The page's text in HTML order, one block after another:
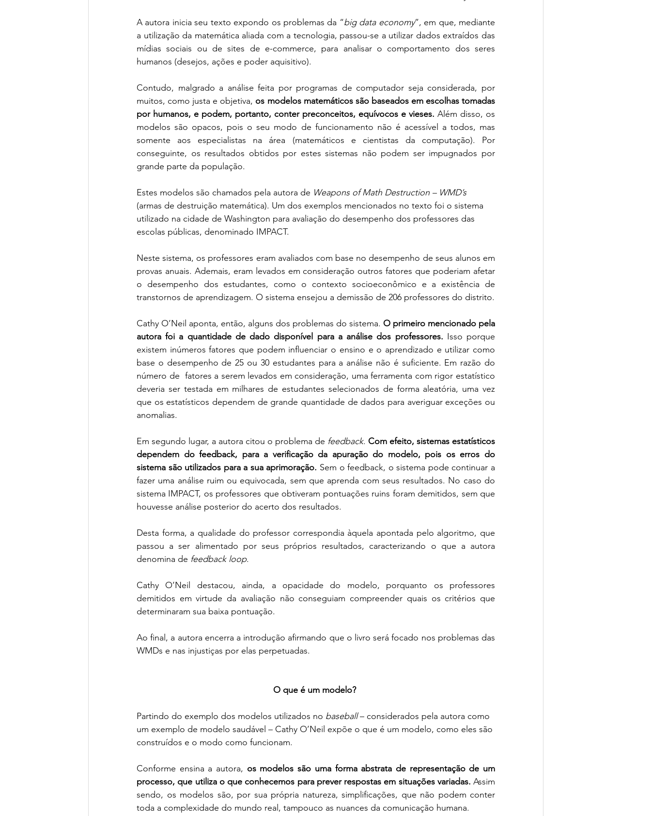
A autora inicia seu texto expondo os problemas da “big data economy”, em que, mediante
a utilização da matemática aliada com a tecnologia, passou-se a utilizar dados extraídos das
mídias sociais ou de sites de e-commerce, para analisar o comportamento dos seres
humanos (desejos, ações e poder aquisitivo).
Contudo, malgrado a análise feita por programas de computador seja considerada, por
muitos, como justa e objetiva, os modelos matemáticos são baseados em escolhas tomadas
por humanos, e podem, portanto, conter preconceitos, equívocos e vieses. Além disso, os
modelos são opacos, pois o seu modo de funcionamento não é acessível a todos, mas
somente aos especialistas na área (matemáticos e cientistas da computação). Por
conseguinte, os resultados obtidos por estes sistemas não podem ser impugnados por
grande parte da população.
Estes modelos são chamados pela autora de Weapons of Math Destruction – WMD’s
(armas de destruição matemática). Um dos exemplos mencionados no texto foi o sistema
utilizado na cidade de Washington para avaliação do desempenho dos professores das
escolas públicas, denominado IMPACT.
Neste sistema, os professores eram avaliados com base no desempenho de seus alunos em
provas anuais. Ademais, eram levados em consideração outros fatores que poderiam afetar
o desempenho dos estudantes, como o contexto socioeconômico e a existência de
Cathy O’Neil aponta, então, alguns dos problemas do sistema. O primeiro mencionado pela
autora foi a quantidade de dado disponível para a análise dos professores. Isso porque
existem inúmeros fatores que podem influenciar o ensino e o aprendizado e utilizar como
base o desempenho de 25 ou 30 estudantes para a análise não é suficiente. Em razão do
número de  fatores a serem levados em consideração, uma ferramenta com rigor estatístico
deveria ser testada em milhares de estudantes selecionados de forma aleatória, uma vez
que os estatísticos dependem de grande quantidade de dados para averiguar exceções ou
anomalias.
Em segundo lugar, a autora citou o problema de feedback. Com efeito, sistemas estatísticos
dependem do feedback, para a verificação da apuração do modelo, pois os erros do
sistema são utilizados para a sua aprimoração. Sem o feedback, o sistema pode continuar a
fazer uma análise ruim ou equivocada, sem que aprenda com seus resultados. No caso do
sistema IMPACT, os professores que obtiveram pontuações ruins foram demitidos, sem que
houvesse análise posterior do acerto dos resultados.
Desta forma, a qualidade do professor correspondia àquela apontada pelo algoritmo, que
passou a ser alimentado por seus próprios resultados, caracterizando o que a autora
denomina de feedback loop.
Cathy O’Neil destacou, ainda, a opacidade do modelo, porquanto os professores
demitidos em virtude da avaliação não conseguiam compreender quais os critérios que
determinaram sua baixa pontuação.
Ao final, a autora encerra a introdução afirmando que o livro será focado nos problemas das
WMDs e nas injustiças por elas perpetuadas.
O que é um modelo?
Partindo do exemplo dos modelos utilizados no baseball – considerados pela autora como
um exemplo de modelo saudável – Cathy O’Neil expõe o que é um modelo, como eles são
construídos e o modo como funcionam.
Conforme ensina a autora, os modelos são uma forma abstrata de representação de um
processo, que utiliza o que conhecemos para prever respostas em situações variadas. Assim
sendo, os modelos são, por sua própria natureza, simplificações, que não podem conter
toda a complexidade do mundo real, tampouco as nuances da comunicação humana.